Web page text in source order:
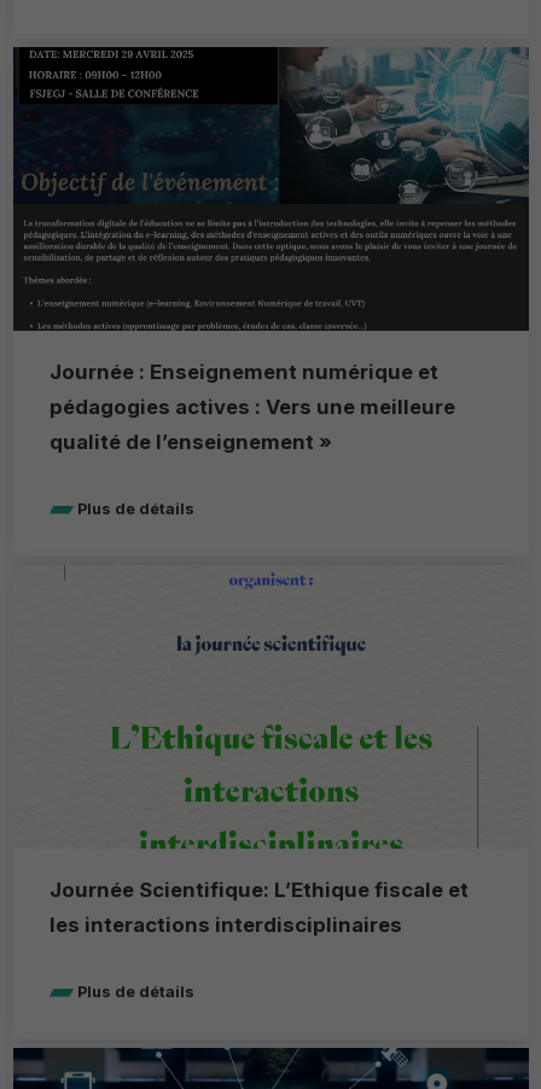
Journée : Enseignement numérique et
pédagogies actives : Vers une meilleure
qualité de l’enseignement »
Plus de détails
Journée Scientifique: L’Ethique fiscale et
les interactions interdisciplinaires
Plus de détails